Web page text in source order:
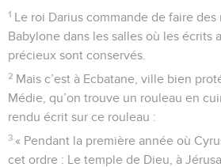
1 Le roi Darius commande de faire des
Babylone dans les salles où les écrits
précieux sont conservés.
2 Mais c’est à Ecbatane, ville bien
Médie, qu’on trouve un rouleau en
rendu écrit sur ce rouleau :
3 « Pendant la première année où
cet ordre : Le temple de Dieu, à